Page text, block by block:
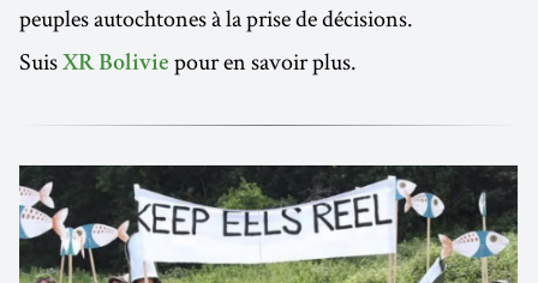
peuples autochtones à la prise de décisions.
Suis XR Bolivie pour en savoir plus.